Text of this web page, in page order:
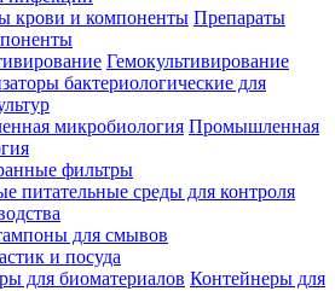
Препараты
Гемокультивирование
бактериологические для
Промышленная
фильтры
питательные среды для контроля
для смывов
и посуда
Контейнеры для